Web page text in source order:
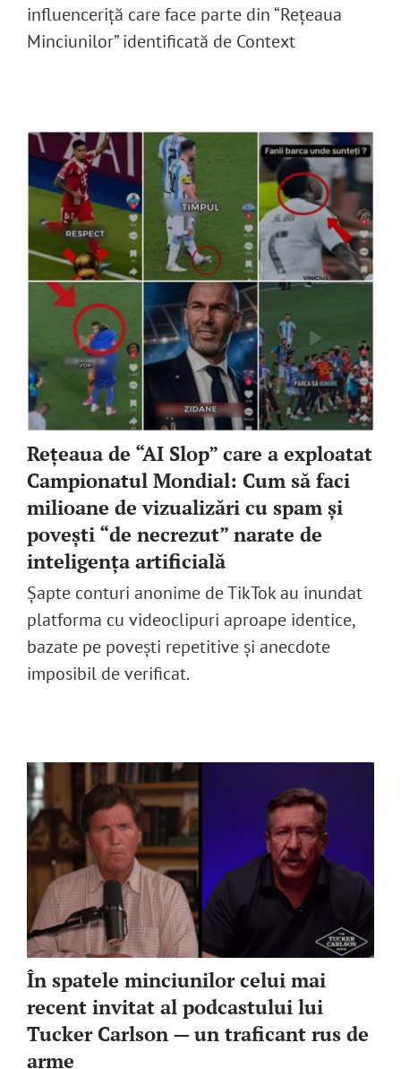
influenceriță care face parte din “Rețeaua
Minciunilor” identificată de Context
Rețeaua de “AI Slop” care a exploatat
Campionatul Mondial: Cum să faci
milioane de vizualizări cu spam și
povești “de necrezut” narate de
inteligența artificială
Șapte conturi anonime de TikTok au inundat
platforma cu videoclipuri aproape identice,
bazate pe povești repetitive și anecdote
imposibil de verificat.
În spatele minciunilor celui mai
recent invitat al podcastului lui
Tucker Carlson — un traficant rus de
arme